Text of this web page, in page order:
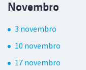
Novembro
3 novembro
10 novembro
17 novembro